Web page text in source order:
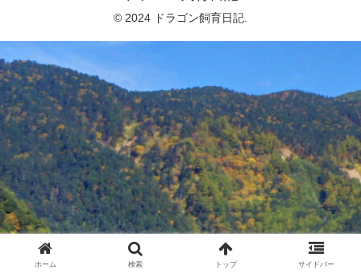
© 2024 ドラゴン飼育日記.
ホーム 検索 トップ サイドバー